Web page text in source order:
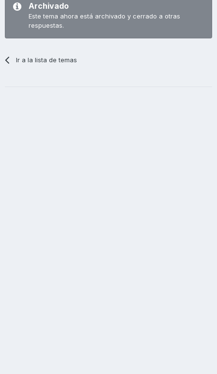
Archivado
Este tema ahora está archivado y cerrado a otras
respuestas.
Ir a la lista de temas